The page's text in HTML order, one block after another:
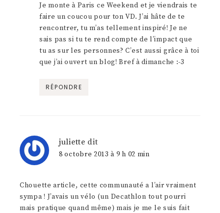
Je monte à Paris ce Weekend et je viendrais te
faire un coucou pour ton VD. J’ai hâte de te
rencontrer, tu m’as tellement inspiré! Je ne
sais pas si tu te rend compte de l’impact que
tu as sur les personnes? C’est aussi grâce à toi
que j’ai ouvert un blog! Bref à dimanche :-3
RÉPONDRE
juliette dit
8 octobre 2013 à 9 h 02 min
Chouette article, cette communauté a l’air vraiment
sympa ! J’avais un vélo (un Decathlon tout pourri
mais pratique quand même) mais je me le suis fait